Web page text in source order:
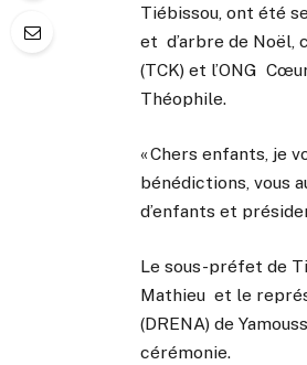
Tiébissou, ont été
et d’arbre de Noël,
(TCK) et l’ONG
Théophile.
« Chers enfants, je
bénédictions, vous
d’enfants et
Le sous-préfet de
Mathieu et le
(DRENA) de
cérémonie.